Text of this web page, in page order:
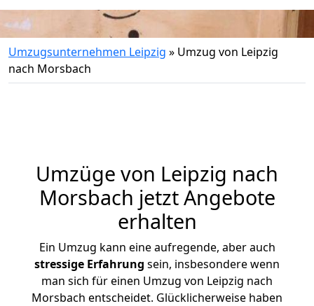
Umzugsunternehmen Leipzig » Umzug von Leipzig
nach Morsbach
Umzüge von Leipzig nach
Morsbach jetzt Angebote
erhalten
Ein Umzug kann eine aufregende, aber auch
stressige Erfahrung sein, insbesondere wenn
man sich für einen Umzug von Leipzig nach
Morsbach entscheidet. Glücklicherweise haben